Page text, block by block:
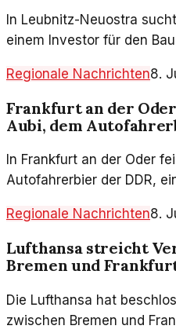
In Leubnitz-Neuostra
einem Investor für den
nach Wohnraum sein.
Regionale Nachrichten8.
Frankfurt an der
Aubi, dem
In Frankfurt an der Oder
Autofahrerbier der DDR,
Regionale Nachrichten8.
Lufthansa streicht
Bremen und
Die Lufthansa hat
zwischen Bremen und